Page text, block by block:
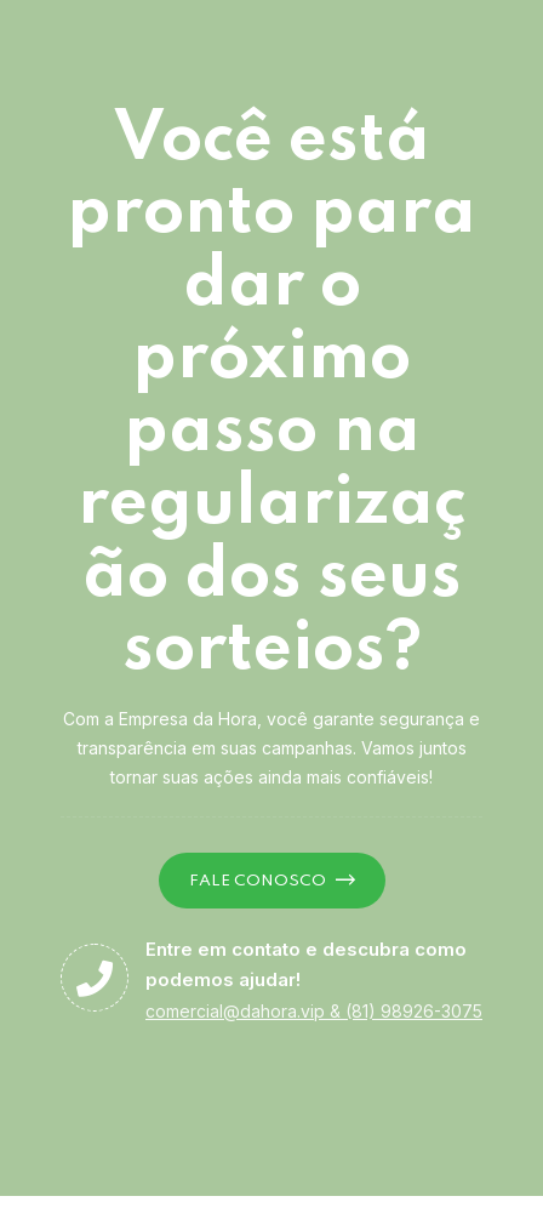
Você está
pronto para
dar o
próximo
passo na
regularizaç
ão dos seus
sorteios?
Com a Empresa da Hora, você garante segurança e
transparência em suas campanhas. Vamos juntos
tornar suas ações ainda mais confiáveis!
FALE CONOSCO
Entre em contato e descubra como
podemos ajudar!
comercial@dahora.vip & (81) 98926-3075